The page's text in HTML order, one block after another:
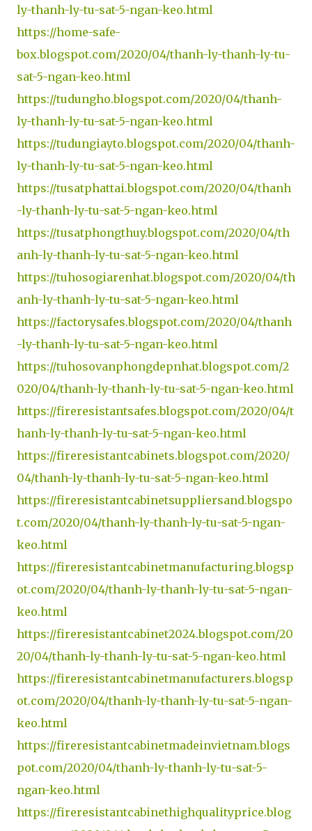
ly-thanh-ly-tu-sat-5-ngan-keo.html
https://home-safe-
box.blogspot.com/2020/04/thanh-ly-thanh-ly-tu-
sat-5-ngan-keo.html
https://tudungho.blogspot.com/2020/04/thanh-
ly-thanh-ly-tu-sat-5-ngan-keo.html
https://tudungiayto.blogspot.com/2020/04/thanh-
ly-thanh-ly-tu-sat-5-ngan-keo.html
https://tusatphattai.blogspot.com/2020/04/thanh
-ly-thanh-ly-tu-sat-5-ngan-keo.html
https://tusatphongthuy.blogspot.com/2020/04/th
anh-ly-thanh-ly-tu-sat-5-ngan-keo.html
https://tuhosogiarenhat.blogspot.com/2020/04/th
anh-ly-thanh-ly-tu-sat-5-ngan-keo.html
https://factorysafes.blogspot.com/2020/04/thanh
-ly-thanh-ly-tu-sat-5-ngan-keo.html
https://tuhosovanphongdepnhat.blogspot.com/2
020/04/thanh-ly-thanh-ly-tu-sat-5-ngan-keo.html
https://fireresistantsafes.blogspot.com/2020/04/t
hanh-ly-thanh-ly-tu-sat-5-ngan-keo.html
https://fireresistantcabinets.blogspot.com/2020/
04/thanh-ly-thanh-ly-tu-sat-5-ngan-keo.html
https://fireresistantcabinetsuppliersand.blogspo
t.com/2020/04/thanh-ly-thanh-ly-tu-sat-5-ngan-
keo.html
https://fireresistantcabinetmanufacturing.blogsp
ot.com/2020/04/thanh-ly-thanh-ly-tu-sat-5-ngan-
keo.html
https://fireresistantcabinet2024.blogspot.com/20
20/04/thanh-ly-thanh-ly-tu-sat-5-ngan-keo.html
https://fireresistantcabinetmanufacturers.blogsp
ot.com/2020/04/thanh-ly-thanh-ly-tu-sat-5-ngan-
keo.html
https://fireresistantcabinetmadeinvietnam.blogs
pot.com/2020/04/thanh-ly-thanh-ly-tu-sat-5-
ngan-keo.html
https://fireresistantcabinethighqualityprice.blog